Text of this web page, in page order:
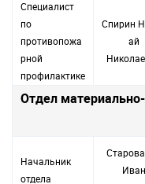
Специалист
по
противопожа
рной
профилактике
Спирин
ай
Отдел
Начальник
отдела
Иван